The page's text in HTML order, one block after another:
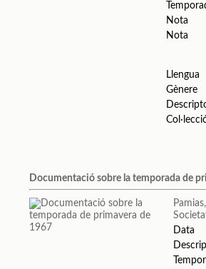
Nota
Nota
Llengua
Gènere
Documentació sobre la temporada de
Data